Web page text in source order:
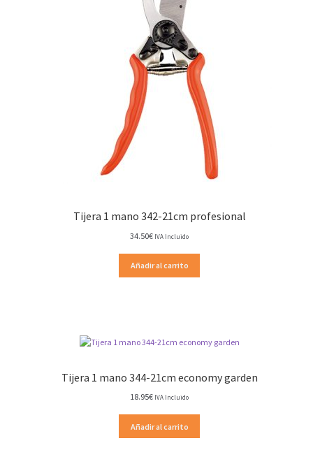
Tijera 1 mano 342-21cm profesional
34.50€ IVA Incluido
Añadir al carrito
Tijera 1 mano 344-21cm economy garden
18.95€ IVA Incluido
Añadir al carrito